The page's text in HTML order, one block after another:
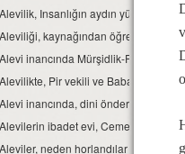
Alevilik, Insanlığın aydın yüzüdür
Aleviliği, kaynağından öğrenelim.
Alevi inancında Mürşidlik-Pirlik ikrarı
Alevilikte, Pir vekili ve Babağanlık
Alevi inancında, dini önder Seyyidlerdir.
Alevilerin ibadet evi, Cemevidir...
Aleviler, neden horlandılar ve